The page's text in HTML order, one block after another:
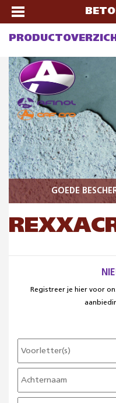
GOEDE
Registreer je hier voor